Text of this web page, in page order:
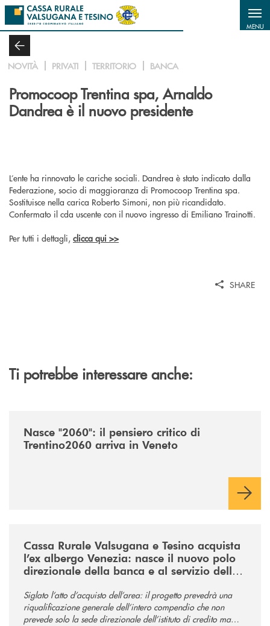
Salta al contenuto principale
MENU
NOVITÀ PRIVATI TERRITORIO BANCA
Promocoop Trentina spa, Arnaldo
Dandrea è il nuovo presidente
L’ente ha rinnovato le cariche sociali. Dandrea è stato indicato dalla
Federazione, socio di maggioranza di Promocoop Trentina spa.
Sostituisce nella carica Roberto Simoni, non più ricandidato.
Confermato il cda uscente con il nuovo ingresso di Emiliano Trainotti.
Per tutti i dettagli, clicca qui >>
SHARE
Ti potrebbe interessare anche:
Nasce "2060": il pensiero critico di
Trentino2060 arriva in Veneto
Cassa Rurale Valsugana e Tesino acquista
l’ex albergo Venezia: nasce il nuovo polo
direzionale della banca e al servizio della
Siglato l’atto d’acquisto dell’area: il progetto prevedrà una
riqualificazione generale dell’intero compendio che non
prevede solo la sede direzionale dell’istituto di credito ma